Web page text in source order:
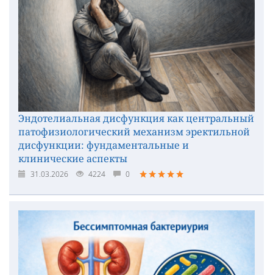
Эндотелиальная дисфункция как центральный
патофизиологический механизм эректильной
дисфункции: фундаментальные и
клинические аспекты
31.03.2026 4224 0